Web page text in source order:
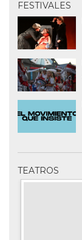
FESTIVALES
TEATROS